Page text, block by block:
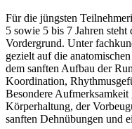
Für die jüngsten
5 sowie 5 bis 7 Jahren
Vordergrund. Unter
gezielt auf die
dem sanften Aufbau der
Koordination,
Besondere
Körperhaltung, der
sanften Dehnübungen und